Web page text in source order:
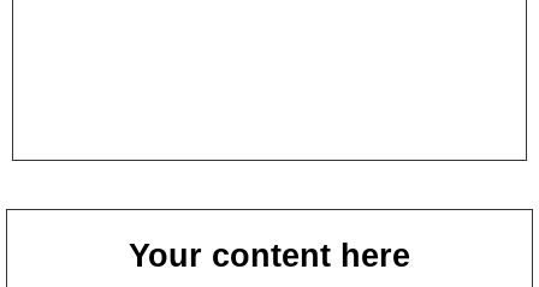
Your content here